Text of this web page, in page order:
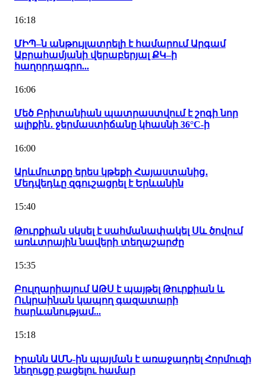
16:18
ՄԻՊ–ն անթույլատրելի է համարում Արգամ
Աբրահամյանի վերաբերյալ ՔԿ–ի
հաղորդագրո...
16:06
Մեծ Բրիտանիան պատրաստվում է շոգի նոր
ալիքին․ ջերմաստիճանը կհասնի 36°C-ի
16:00
Արևմուտքը երես կթեքի Հայաստանից․
Մեդվեդևը զգուշացրել է Երևանին
15:40
Թուրքիան սկսել է սահմանափակել Սև ծովում
առևտրային նավերի տեղաշարժը
15:35
Բուլղարիայում ԱԹՍ է պայթել Թուրքիան և
Ուկրաինան կապող գազատարի
հարևանությամ...
15:18
Իրանն ԱՄՆ-ին պայման է առաջադրել Հորմուզի
նեղուցը բացելու համար